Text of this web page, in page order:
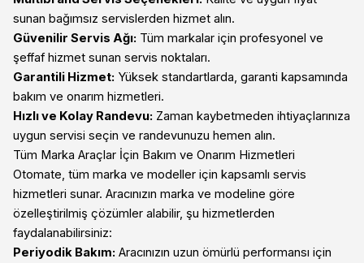
sunan bağımsız servislerden hizmet alın.
Güvenilir Servis Ağı: Tüm markalar için profesyonel ve
şeffaf hizmet sunan servis noktaları.
Garantili Hizmet: Yüksek standartlarda, garanti kapsamında
bakım ve onarım hizmetleri.
Hızlı ve Kolay Randevu: Zaman kaybetmeden ihtiyaçlarınıza
uygun servisi seçin ve randevunuzu hemen alın.
Tüm Marka Araçlar İçin Bakım ve Onarım Hizmetleri
Otomate, tüm marka ve modeller için kapsamlı servis
hizmetleri sunar. Aracınızın marka ve modeline göre
özelleştirilmiş çözümler alabilir, şu hizmetlerden
faydalanabilirsiniz:
Periyodik Bakım: Aracınızın uzun ömürlü performansı için